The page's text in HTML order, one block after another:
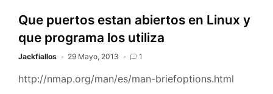
Mint)
Que puertos estan abiertos en Linux y
que programa los utiliza
Jackfiallos 29 Mayo, 2013 1
http://nmap.org/man/es/man-briefoptions.html